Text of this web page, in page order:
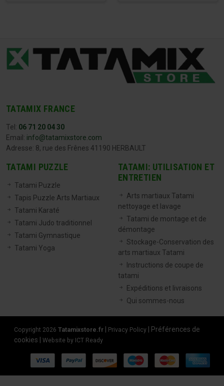
TATAMIX FRANCE
Tel: 06 71 20 04 30
Email: info@tatamixstore.com
Adresse: 8, rue des Frênes 41190 HERBAULT
TATAMI PUZZLE
Tatami Puzzle
Tapis Puzzle Arts Martiaux
Tatami Karaté
Tatami Judo traditionnel
Tatami Gymnastique
Tatami Yoga
TATAMI: UTILISATION ET
ENTRETIEN
Arts martiaux Tatami
nettoyage et lavage
Tatami de montage et de
démontage
Stockage-Conservation des
arts martiaux Tatami
Instructions de coupe de
tatami
Expéditions et livraisons
Qui sommes-nous
Copyright 2026 Tatamixstore.fr Privacy Policy
Préférences de
cookies
Website by ICT Ready